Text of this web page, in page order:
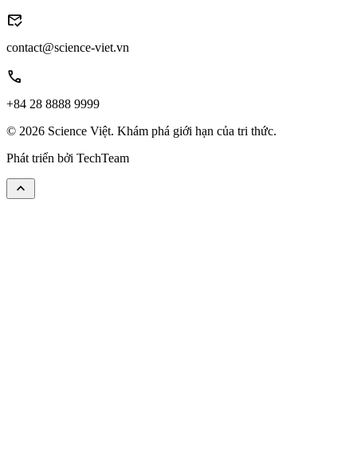
mark_email_read
contact@science-viet.vn
call
+84 28 8888 9999
© 2026 Science Việt. Khám phá giới hạn của tri thức.
Phát triển bởi TechTeam
keyboard_arrow_up